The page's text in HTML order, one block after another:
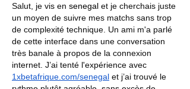
Salut, je vis en senegal et je cherchais juste
un moyen de suivre mes matchs sans trop
de complexité technique. Un ami m'a parlé
de cette interface dans une conversation
très banale à propos de la connexion
internet. J’ai tenté l'expérience avec
1xbetafrique.com/senegal et j’ai trouvé le